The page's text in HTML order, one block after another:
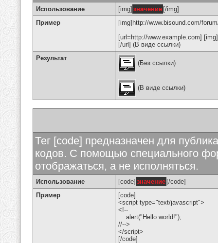
Использование [img] значение [/img]
Пример
[img]http://www.bisound.com/
[url=http://www.example.com]
[/url] (В виде ссылки)
Результат
(Без ссылки)
(В виде ссылки)
Тег [code] предназначен для
кодов. С помощью специального
отображаться, а не исполняться.
Использование [code] значение [/code]
Пример
[code]
<script type="text/javascript">
<!--
alert("Hello world!");
//-->
</script>
[/code]